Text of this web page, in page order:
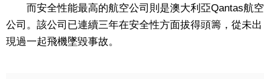
而安全性能最高的航空公司則是澳大利亞Qantas航空
公司。該公司已連續三年在安全性方面拔得頭籌，從未出
現過一起飛機墜毀事故。